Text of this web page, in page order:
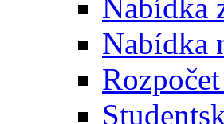
Nabídka
Nabídka